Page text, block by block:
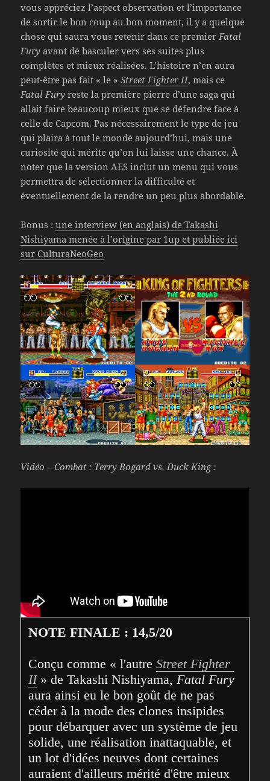
vous appréciez l’aspect observation et l’importance
de sortir le bon coup au bon moment, il y a quelque
chose qui saura vous retenir dans ce premierFatal
Fury avant de basculer vers ses suites plus
complètes et mieux réalisées. L’histoire n’en aura
peut-être pas fait « le »Street Fighter II, mais ce
Fatal Fury reste la première pierre d’une saga qui
allait faire beaucoup mieux que se défendre face à
celle de Capcom. Pas nécessairement le type de jeu
qui plaira à tout le monde aujourd’hui, mais une
curiosité qui mérite qu’on lui laisse une chance. À
noter que la version AES inclut un menu qui vous
permettra de sélectionner la difficulté et
éventuellement de la rendre un peu plus abordable.
Bonus :une interview (en anglais) de Takashi
Nishiyama menée à l’origine par 1up et publiée ici
sur CulturaNeoGeo
Vidéo – Combat : Terry Bogard vs. Duck King :
NOTE FINALE : 14,5/20
Conçu comme « l'autre Street Fighter
II » de Takashi Nishiyama, Fatal Fury
aura ainsi eu le bon goût de ne pas
céder à la mode des clones insipides
pour débarquer avec un système de jeu
solide, une réalisation inattaquable, et
un lot d'idées neuves dont certaines
auraient d'ailleurs mérité d'être mieux